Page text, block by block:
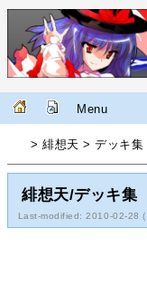
Menu
> 緋想天 > デッキ集
緋想天/デッキ集
Last-modified: 2010-02-28